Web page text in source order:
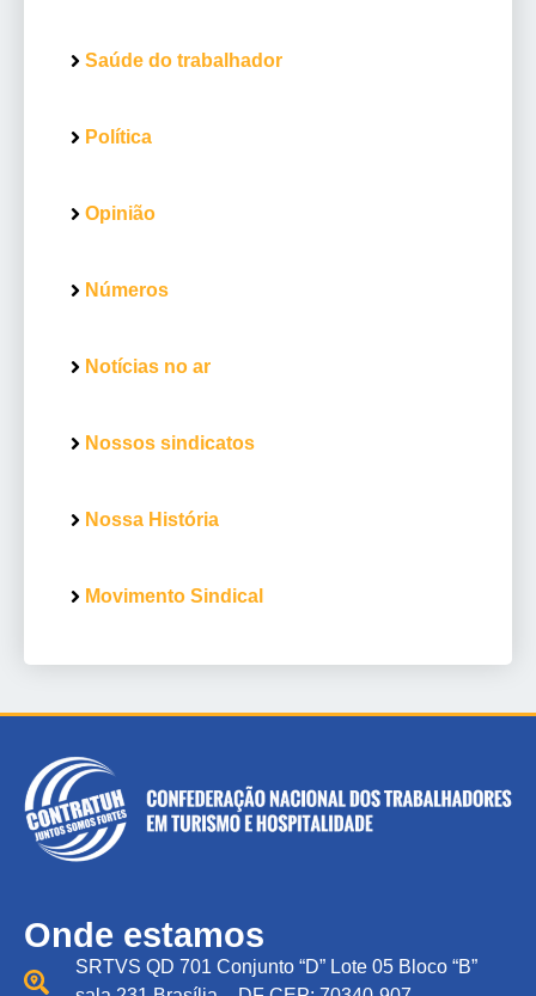
Saúde do trabalhador
Política
Opinião
Números
Notícias no ar
Nossos sindicatos
Nossa História
Movimento Sindical
Onde estamos
SRTVS QD 701 Conjunto “D” Lote 05 Bloco “B”